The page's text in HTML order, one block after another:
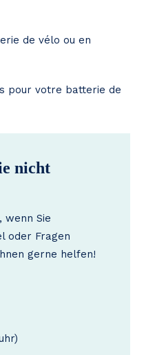
de vélo ou en
pour votre batterie de
nicht
wenn Sie
oder Fragen
gerne helfen!